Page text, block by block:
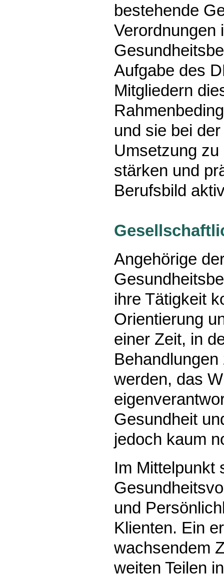
bestehende
Verordnungen
Aufgabe des
Mitgliedern
und sie bei
Umsetzung
stärken und
Berufsbild
Angehörige
ihre Tätigkeit
Orientierung
einer Zeit, in
werden, das
Gesundheit
jedoch kaum
Im Mittelpunkt
und
Klienten. Ein
wachsendem
weiten Teilen